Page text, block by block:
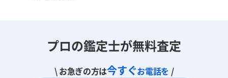
プロの鑑定士が無料査定
\ お急ぎの方は今すぐお電話を /